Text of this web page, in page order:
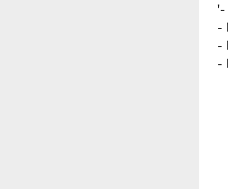
'-
-
-
-